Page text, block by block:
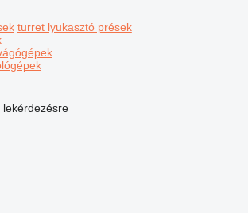
turret lyukasztó prések